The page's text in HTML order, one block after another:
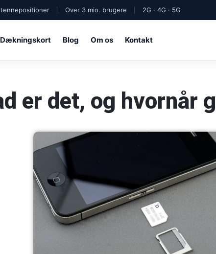
Over 3 mio. brugere 2G · 4G · 5G
Dækningskort Blog Om os Kontakt
er det, og hvornår